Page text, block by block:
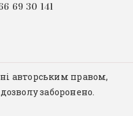
69 30 141
авторським правом,
заборонено.